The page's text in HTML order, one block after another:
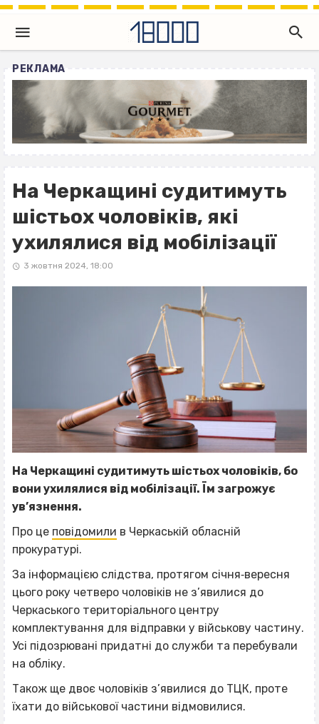
РЕКЛАМА
На Черкащині судитимуть
шістьох чоловіків, які
ухилялися від мобілізації
3 жовтня 2024, 18:00
На Черкащині судитимуть шістьох чоловіків, бо
вони ухилялися від мобілізації. Їм загрожує
ув’язнення.
Про це повідомили в Черкаській обласній
прокуратурі.
За інформацією слідства, протягом січня‐вересня
цього року четверо чоловіків не з’явилися до
Черкаського територіального центру
комплектування для відправки у військову частину.
Усі підозрювані придатні до служби та перебували
на обліку.
Також ще двоє чоловіків з’явилися до ТЦК, проте
їхати до військової частини відмовилися.